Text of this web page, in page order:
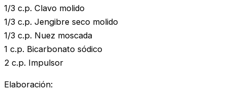
1/3 c.p. Clavo molido
1/3 c.p. Jengibre seco molido
1/3 c.p. Nuez moscada
1 c.p. Bicarbonato sódico
2 c.p. Impulsor
Elaboración: